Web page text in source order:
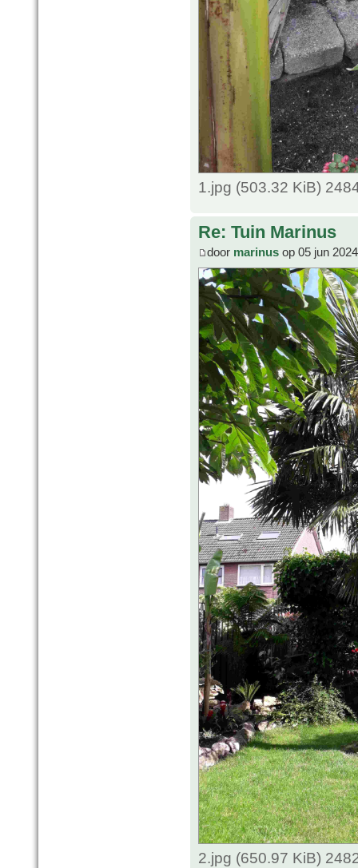
1.jpg (503.32 KiB)
Re: Tuin Marinus
door marinus op 05 jun
2.jpg (650.97 KiB)